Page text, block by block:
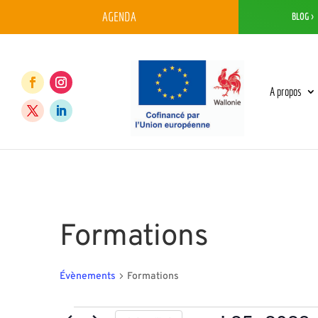
AGENDA BLOG >
A propos
Formations
Évènements Formations